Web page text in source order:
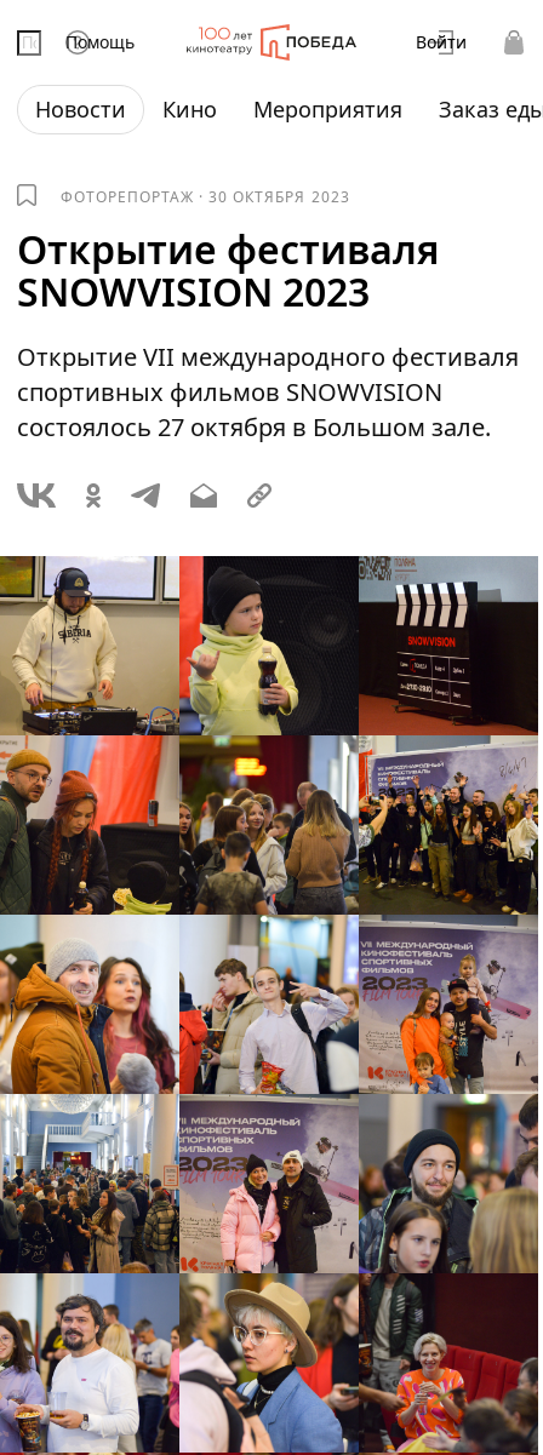
Помощь Войти
Новости Кино Мероприятия Заказ
ФОТОРЕПОРТАЖ ·30 ОКТЯБРЯ 2023
Открытие фестиваля
SNOWVISION 2023
Открытие VII международного фестиваля
спортивных фильмов SNOWVISION
состоялось 27 октября в Большом зале.